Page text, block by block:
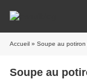
Accueil » Soupe au
Soupe au